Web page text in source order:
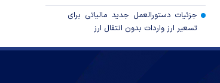
جزئیات دستورالعمل جدید مالیاتی برای
تسعیر ارز واردات بدون انتقال ارز